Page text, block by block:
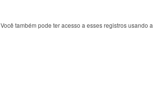
Você também pode ter acesso a esses registros usando a